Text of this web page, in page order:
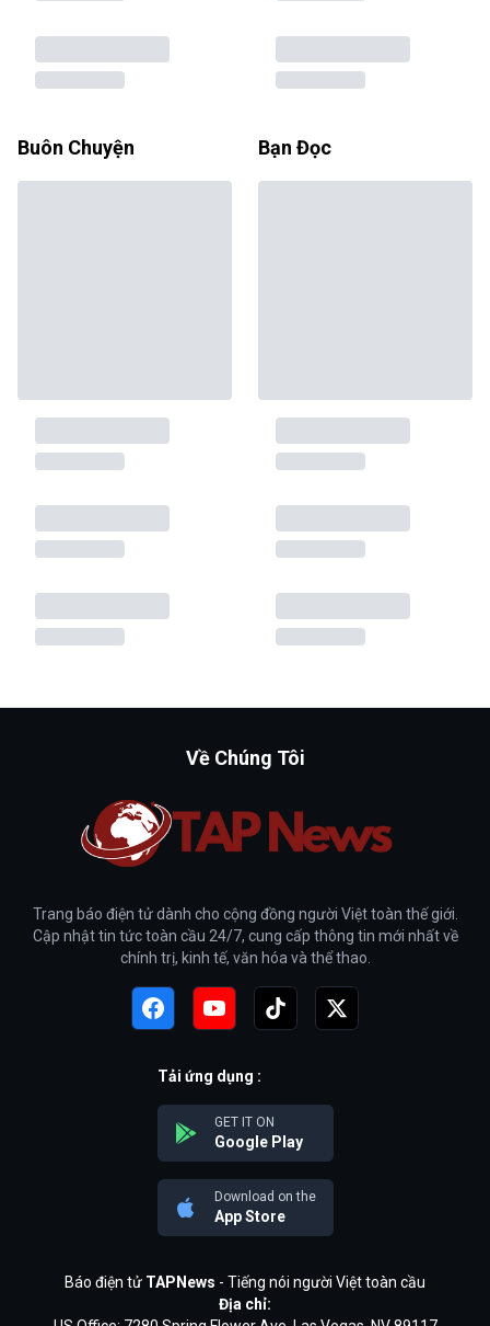
Buôn Chuyện Bạn Đọc
Về Chúng Tôi
Trang báo điện tử dành cho cộng đồng người Việt toàn thế giới.
Cập nhật tin tức toàn cầu 24/7, cung cấp thông tin mới nhất về
chính trị, kinh tế, văn hóa và thể thao.
Tải ứng dụng :
GET IT ON
Google Play
Download on the
App Store
Báo điện tử TAPNews - Tiếng nói người Việt toàn cầu
Địa chỉ: